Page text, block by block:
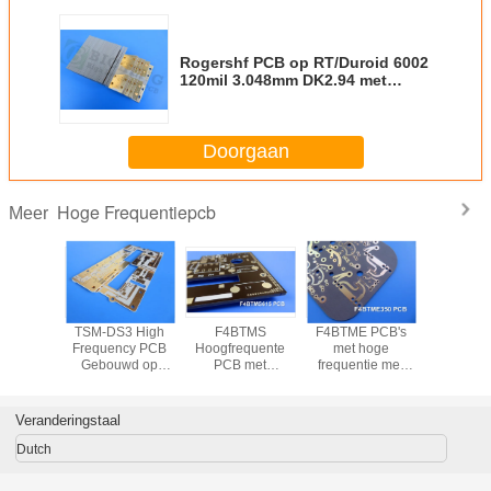
Rogershf PCB op RT/Duroid 6002
120mil 3.048mm DK2.94 met
dieBackplanes
Doorgaan
Meer Hoge Frequentiepcb
en
TSM-DS3 High
Frequency PCB
Gebouwd op
platen met
onderdompeling
F4BTMS
Hoogfrequente
PCB met
F4BTME PCB's
met hoge
frequentie met
-55°C tot
Veranderingstaal
Dutch